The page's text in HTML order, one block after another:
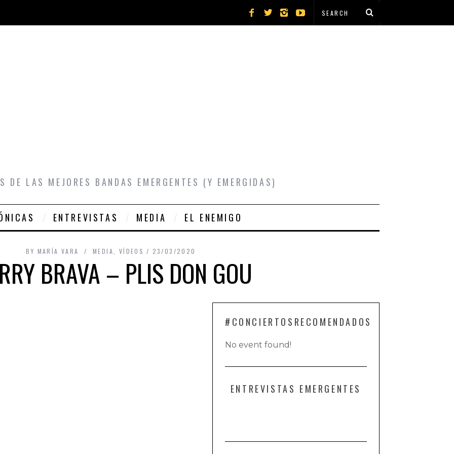
DE LAS MEJORES BANDAS EMERGENTES (Y EMERGIDAS)
ENTREVISTAS MEDIA EL ENEMIGO
BY MARÍA VARA MEDIA VÍDEOS 23/03/2020
BRAVA – PLIS DON GOU
#CONCIERTOSRECOMENDADOS
No event found!
ENTREVISTAS EMERGENTES